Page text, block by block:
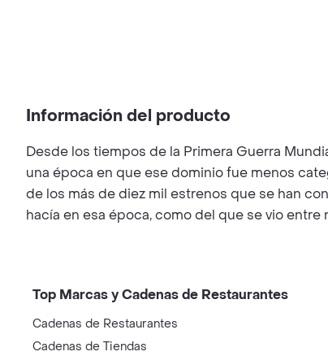
Información del producto
Desde los tiempos de la Primera Guerra
una época en que ese dominio fue menos
de los más de diez mil estrenos que se han
hacía en esa época, como del que se vio entre
Top Marcas y Cadenas de Restaurantes
Cadenas de Restaurantes
Cadenas de Tiendas